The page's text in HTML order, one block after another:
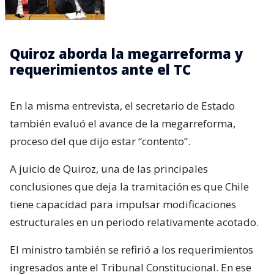
Quiroz aborda la megarreforma y
requerimientos ante el TC
En la misma entrevista, el secretario de Estado
también evaluó el avance de la megarreforma,
proceso del que dijo estar “contento”.
A juicio de Quiroz, una de las principales
conclusiones que deja la tramitación es que Chile
tiene capacidad para impulsar modificaciones
estructurales en un periodo relativamente acotado.
El ministro también se refirió a los requerimientos
ingresados ante el Tribunal Constitucional. En ese